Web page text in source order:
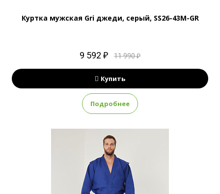
Куртка мужская Gri джеди, серый, SS26-43M-GR
9 592 ₽ 11 990 ₽
Купить
Подробнее